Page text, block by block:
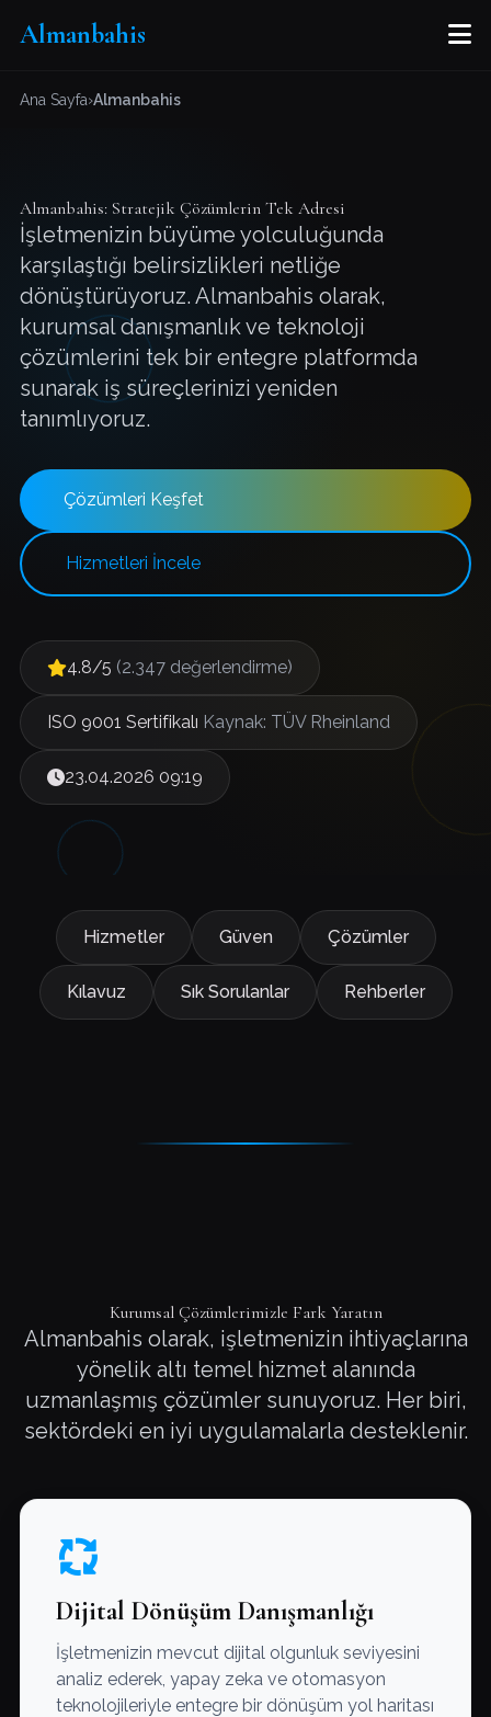
Almanbahis
Ana Sayfa›Almanbahis
Almanbahis: Stratejik Çözümlerin Tek Adresi
İşletmenizin büyüme yolculuğunda
karşılaştığı belirsizlikleri netliğe
dönüştürüyoruz. Almanbahis olarak,
kurumsal danışmanlık ve teknoloji
çözümlerini tek bir entegre platformda
sunarak iş süreçlerinizi yeniden
tanımlıyoruz.
Çözümleri Keşfet
Hizmetleri İncele
4.8/5 (2.347 değerlendirme)
ISO 9001 Sertifikalı Kaynak: TÜV Rheinland
23.04.2026 09:19
Hizmetler Güven Çözümler
Kılavuz Sık Sorulanlar Rehberler
Kurumsal Çözümlerimizle Fark Yaratın
Almanbahis olarak, işletmenizin ihtiyaçlarına
yönelik altı temel hizmet alanında
uzmanlaşmış çözümler sunuyoruz. Her biri,
sektördeki en iyi uygulamalarla desteklenir.
Dijital Dönüşüm Danışmanlığı
İşletmenizin mevcut dijital olgunluk seviyesini
analiz ederek, yapay zeka ve otomasyon
teknolojileriyle entegre bir dönüşüm yol haritası